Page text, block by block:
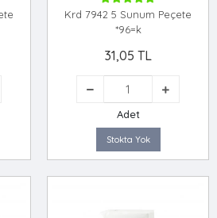
Krd 7942 5 Sunum Peçete
*96=k
31,05 TL
Adet
Stokta Yok